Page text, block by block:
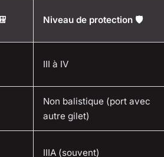
Niveau de protection 🛡️
III à IV
Non balistique (port avec
autre gilet)
IIIA (souvent)